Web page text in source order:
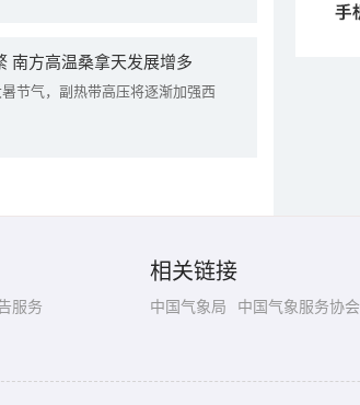
南方高温桑拿天发展增多
节气，副热带高压将逐渐加强西
服务
相关链接
中国气象局 中国气象服务协会